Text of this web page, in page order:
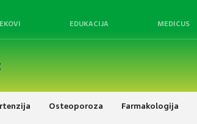
EDUKACIJA MEDICUS
Osteoporoza Farmakologija